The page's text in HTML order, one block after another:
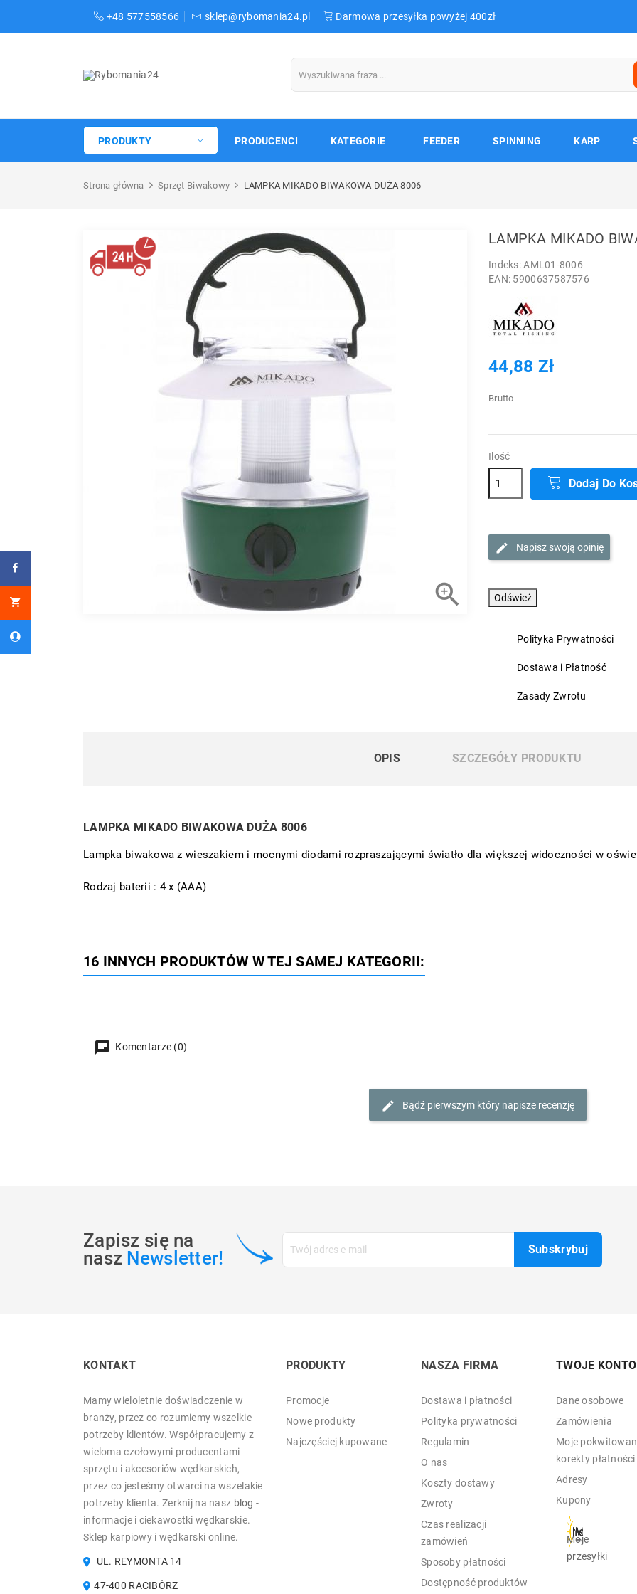
+48 577558566 sklep@rybomania24.pl Darmowa przesyłka powyżej 400zł
PRODUKTY PRODUCENCI KATEGORIE FEEDER SPINNING KARP
Strona główna Sprzęt Biwakowy LAMPKA MIKADO BIWAKOWA DUŻA 8006

LAMPKA MIKADO
Indeks: AML01-8006
EAN: 5900637587576
44,88 Zł
Brutto
Ilość
Dodaj Do
Napisz swoją opinię
Polityka Prywatności
Dostawa i Płatność
Zasady Zwrotu
OPIS SZCZEGÓŁY PRODUKTU
LAMPKA MIKADO BIWAKOWA DUŻA 8006
Lampka biwakowa z wieszakiem i mocnymi diodami rozpraszającymi światło dla większej widoczności w
Rodzaj baterii : 4 x (AAA)
16 INNYCH PRODUKTÓW W TEJ SAMEJ KATEGORII:
Komentarze (0)
Bądź pierwszym który napisze recenzję
Zapisz się na
nasz Newsletter!
KONTAKT
Mamy wieloletnie doświadczenie w
branży, przez co rozumiemy wszelkie
potrzeby klientów. Współpracujemy z
wieloma czołowymi producentami
sprzętu i akcesoriów wędkarskich,
przez co jesteśmy otwarci na wszelakie
potrzeby klienta. Zerknij na nasz blog -
informacje i ciekawostki wędkarskie.
Sklep karpiowy i wędkarski online.
UL. REYMONTA 14
47-400 RACIBÓRZ
PRODUKTY
Promocje
Nowe produkty
Najczęściej kupowane
NASZA FIRMA
Dostawa i płatności
Polityka prywatności
Regulamin
O nas
Koszty dostawy
Zwroty
Czas realizacji
zamówień
Sposoby płatności
Dostępność produktów
TWOJE KONTO
Dane osobowe
Zamówienia
Moje
korekty płatności
Adresy
Kupony
Moje
przesyłki